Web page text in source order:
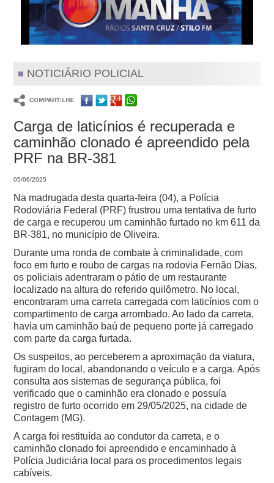
NOTICIÁRIO POLICIAL
Carga de laticínios é recuperada e
caminhão clonado é apreendido pela
PRF na BR-381
05/06/2025
Na madrugada desta quarta-feira (04), a Polícia
Rodoviária Federal (PRF) frustrou uma tentativa de furto
de carga e recuperou um caminhão furtado no km 611 da
BR-381, no município de Oliveira.
Durante uma ronda de combate à criminalidade, com
foco em furto e roubo de cargas na rodovia Fernão Dias,
os policiais adentraram o pátio de um restaurante
localizado na altura do referido quilômetro. No local,
encontraram uma carreta carregada com laticínios com o
compartimento de carga arrombado. Ao lado da carreta,
havia um caminhão baú de pequeno porte já carregado
com parte da carga furtada.
Os suspeitos, ao perceberem a aproximação da viatura,
fugiram do local, abandonando o veículo e a carga.Após
consulta aos sistemas de segurança pública, foi
verificado que o caminhão era clonado e possuía
registro de furto ocorrido em 29/05/2025, na cidade de
Contagem (MG).
A carga foi restituída ao condutor da carreta, e o
caminhão clonado foi apreendido e encaminhado à
Polícia Judiciária local para os procedimentos legais
cabíveis.